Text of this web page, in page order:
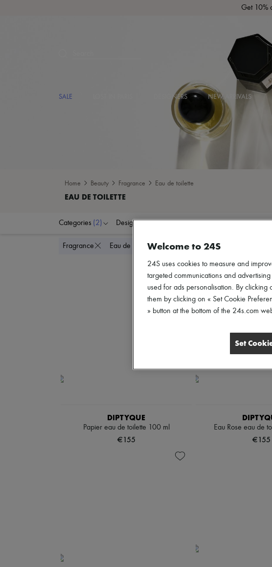
Get 10%
SALE DESIGNERS NEW ARRIVALS
Home Beauty Fragrance Eau de toilette
Categories (2) Designers
Fragrance Eau de toilette Delete all
DIPTYQUE
Papier eau de toilette 100 ml
€155
Eau Rose eau de
€155
Welcome to 24S
24S uses cookies to measure and
targeted communications and
used for ads personalisation. By clicking
them by clicking on « Set Cookie
» button at the bottom of the 24s.com
Set